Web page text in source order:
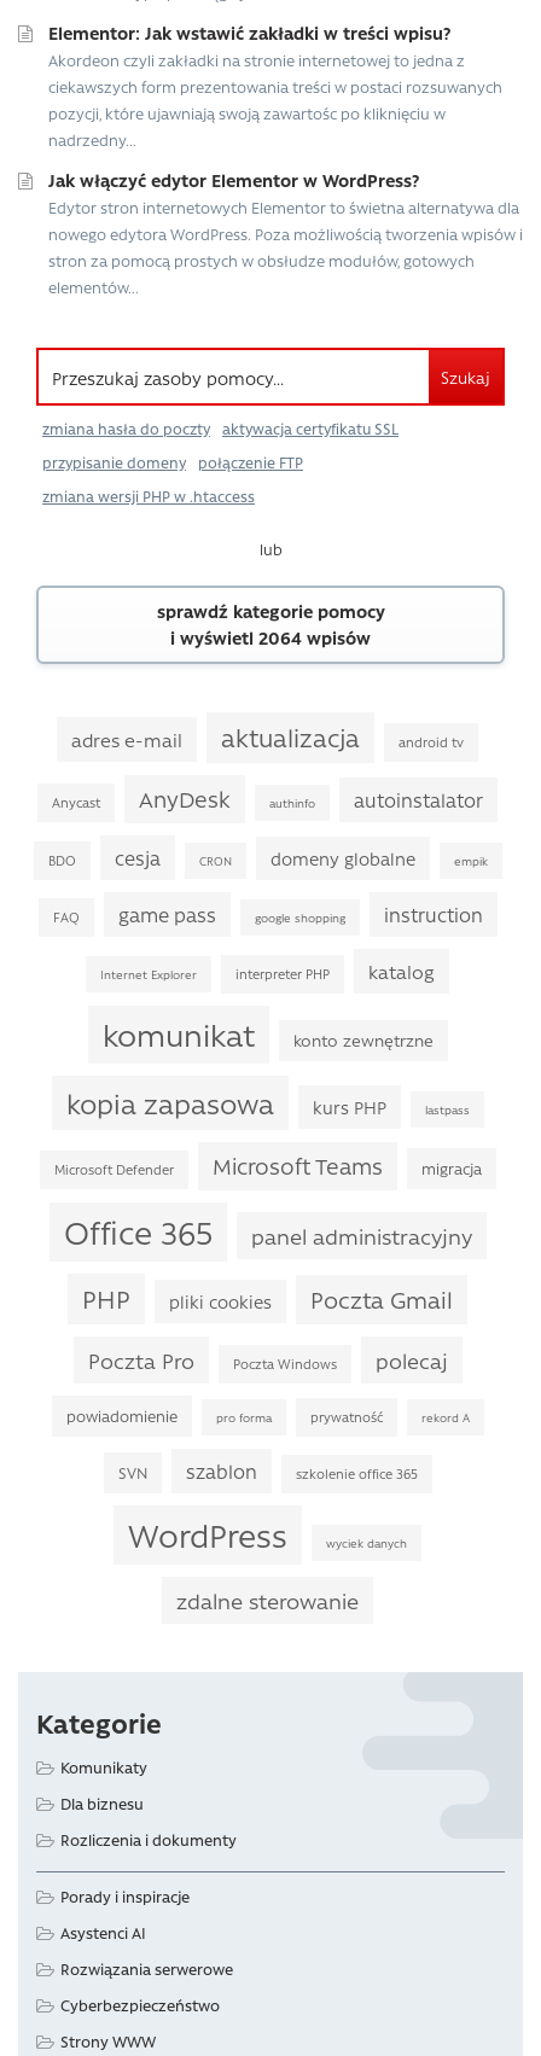
Elementor: Jak wstawić zakładki w treści wpisu?
Akordeon czyli zakładki na stronie internetowej to jedna z
ciekawszych form prezentowania treści w postaci rozsuwanych
pozycji, które ujawniają swoją zawartośc po kliknięciu w
nadrzedny...
Jak włączyć edytor Elementor w WordPress?
Edytor stron internetowych Elementor to świetna alternatywa dla
nowego edytora WordPress. Poza możliwością tworzenia wpisów i
stron za pomocą prostych w obsłudze modułów, gotowych
elementów...
Szukaj
zmiana hasła do poczty
aktywacja certyfikatu SSL
przypisanie domeny
połączenie FTP
zmiana wersji PHP w .htaccess
lub
sprawdź kategorie pomocy
i wyświetl 2064 wpisów
adres e-mail aktualizacja android tv
Anycast AnyDesk authinfo autoinstalator
BDO cesja CRON domeny globalne empik
FAQ game pass google shopping instruction
Internet Explorer interpreter PHP katalog
komunikat konto zewnętrzne
kopia zapasowa kurs PHP lastpass
Microsoft Defender Microsoft Teams migracja
Office 365 panel administracyjny
PHP pliki cookies Poczta Gmail
Poczta Pro Poczta Windows polecaj
powiadomienie pro forma prywatność rekord A
SVN szablon szkolenie office 365
WordPress wyciek danych
zdalne sterowanie
Kategorie
Komunikaty
Dla biznesu
Rozliczenia i dokumenty
Porady i inspiracje
Asystenci AI
Rozwiązania serwerowe
Cyberbezpieczeństwo
Strony WWW